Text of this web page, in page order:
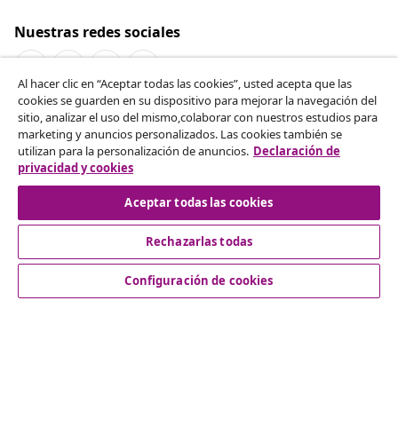
Nuestras redes sociales
Desistir del contrato
Solicita la cancelación de tu pedido.
Desistir del contrato
Servicio al Cliente
Al hacer clic en “Aceptar todas las cookies”, usted acepta que las
cookies se guarden en su dispositivo para mejorar la navegación del
sitio, analizar el uso del mismo,colaborar con nuestros estudios para
marketing y anuncios personalizados. Las cookies también se
utilizan para la personalización de anuncios. Declaración de
privacidad y cookies
Aceptar todas las cookies
Rechazarlas todas
Configuración de cookies